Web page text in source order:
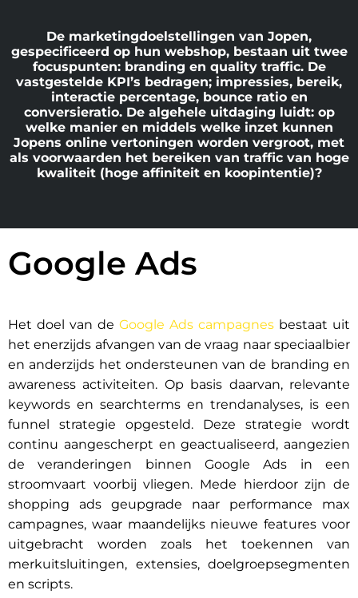
De marketingdoelstellingen van Jopen,
gespecificeerd op hun webshop, bestaan uit twee
focuspunten: branding en quality traffic. De
vastgestelde KPI’s bedragen; impressies, bereik,
interactie percentage, bounce ratio en
conversieratio. De algehele uitdaging luidt: op
welke manier en middels welke inzet kunnen
Jopens online vertoningen worden vergroot, met
als voorwaarden het bereiken van traffic van hoge
kwaliteit (hoge affiniteit en koopintentie)?
Google Ads
Het doel van de Google Ads campagnes bestaat uit
het enerzijds afvangen van de vraag naar speciaalbier
en anderzijds het ondersteunen van de branding en
awareness activiteiten. Op basis daarvan, relevante
keywords en searchterms en trendanalyses, is een
funnel strategie opgesteld. Deze strategie wordt
continu aangescherpt en geactualiseerd, aangezien
de veranderingen binnen Google Ads in een
stroomvaart voorbij vliegen. Mede hierdoor zijn de
shopping ads geupgrade naar performance max
campagnes, waar maandelijks nieuwe features voor
uitgebracht worden zoals het toekennen van
merkuitsluitingen, extensies, doelgroepsegmenten
en scripts.